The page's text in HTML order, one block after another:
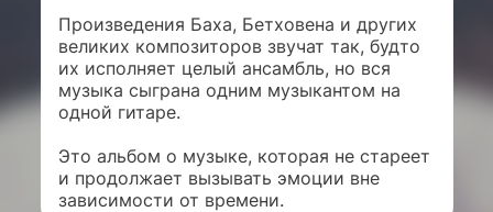
Произведения Баха, Бетховена и других
великих композиторов звучат так, будто
их исполняет целый ансамбль, но вся
музыка сыграна одним музыкантом на
одной гитаре.
Это альбом о музыке, которая не стареет
и продолжает вызывать эмоции вне
зависимости от времени.